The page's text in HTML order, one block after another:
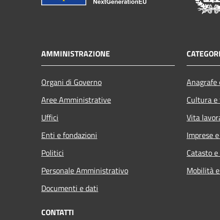
AMMINISTRAZIONE
Organi di Governo
Aree Amministrative
Uffici
Enti e fondazioni
Politici
Personale Amministrativo
Documenti e dati
Cultura
Vita
Imprese
Catasto
Mobilità
CONTATTI